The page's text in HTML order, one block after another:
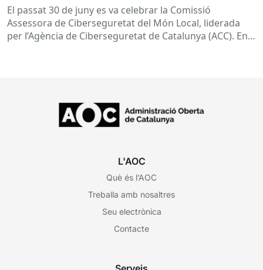
El passat 30 de juny es va celebrar la Comissió
Assessora de Ciberseguretat del Món Local, liderada
per l’Agència de Ciberseguretat de Catalunya (ACC). En
L'AOC
Què és l’AOC
Treballa amb nosaltres
Seu electrònica
Contacte